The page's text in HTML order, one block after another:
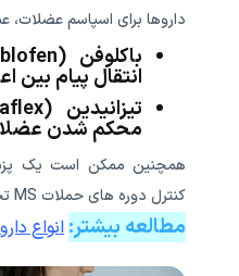
داروها برای اسپاسم عضلات،
انتقال پیام
محکم شدن
همچنین ممکن است یک پزشک
کنترل دوره های حملات MS تجویز کند.
مطالعه بیشتر: انواع